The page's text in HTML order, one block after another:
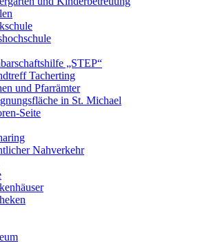
„STEP“
Tacherting
und Pfarrämter
in St. Michael
Seite
Nahverkehr